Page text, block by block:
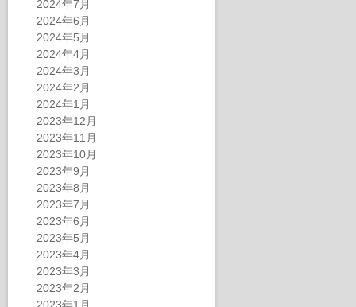
2024年7月
2024年6月
2024年5月
2024年4月
2024年3月
2024年2月
2024年1月
2023年12月
2023年11月
2023年10月
2023年9月
2023年8月
2023年7月
2023年6月
2023年5月
2023年4月
2023年3月
2023年2月